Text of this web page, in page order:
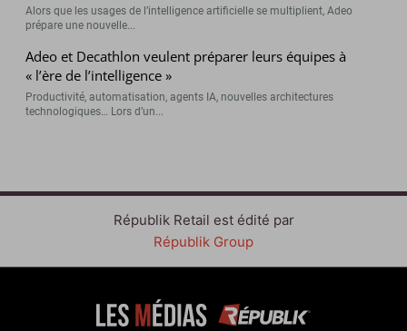
Alors que les usages de l’intelligence artificielle se multiplient, Adeo
prépare une nouvelle...
Adeo et Decathlon veulent préparer leurs équipes à
« l’ère de l’intelligence »
Productivité, automatisation, agents IA, nouvelles architectures
technologiques… Lors d’un...
Républik Retail est édité par
Républik Group